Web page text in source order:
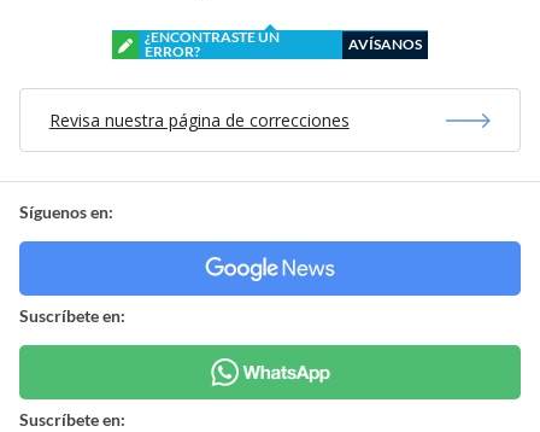
¿ENCONTRASTE UN
ERROR?
AVÍSANOS
Revisa nuestra página de correcciones
Síguenos en:
Suscríbete en:
Suscríbete en: